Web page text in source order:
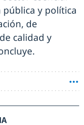
y política
de
calidad y